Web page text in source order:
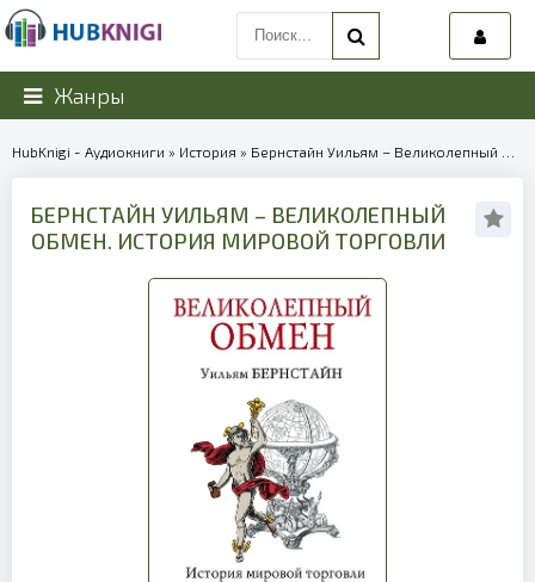
Жанры
HubKnigi - Аудиокниги » История » Бернстайн Уильям – Великолепный обмен. История мировой торговли | 39993
БЕРНСТАЙН УИЛЬЯМ – ВЕЛИКОЛЕПНЫЙ
ОБМЕН. ИСТОРИЯ МИРОВОЙ ТОРГОВЛИ